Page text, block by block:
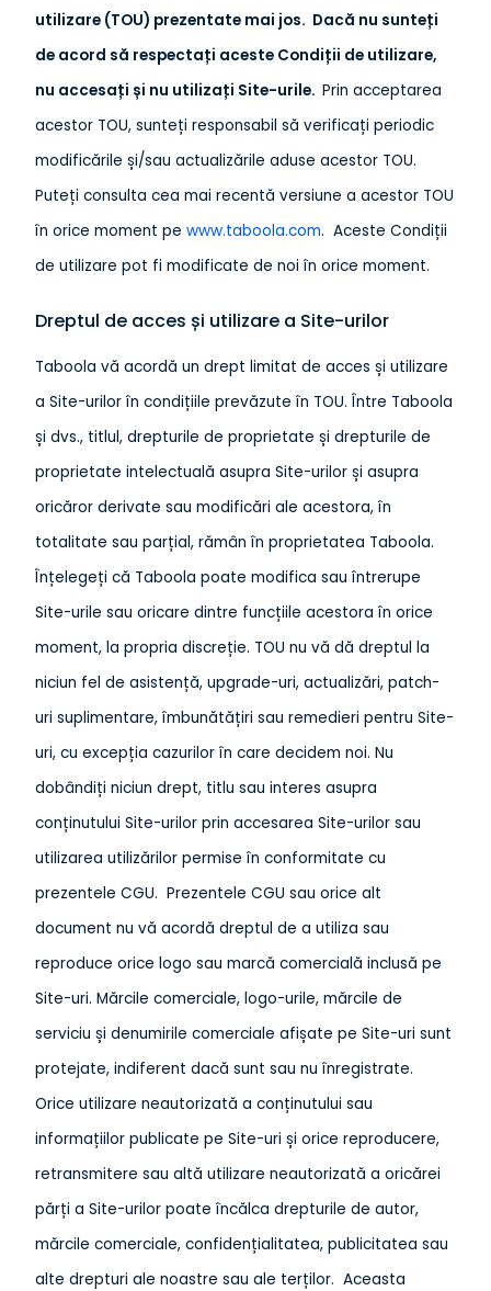
utilizare (TOU) prezentate mai jos. Dacă nu sunteți
de acord să respectați aceste Condiții de utilizare,
nu accesați și nu utilizați Site-urile. Prin acceptarea
acestor TOU, sunteți responsabil să verificați periodic
modificările și/sau actualizările aduse acestor TOU.
Puteți consulta cea mai recentă versiune a acestor TOU
în orice moment pe www.taboola.com. Aceste Condiții
de utilizare pot fi modificate de noi în orice moment.
Dreptul de acces și utilizare a Site-urilor
Taboola vă acordă un drept limitat de acces și utilizare
a Site-urilor în condițiile prevăzute în TOU. Între Taboola
și dvs., titlul, drepturile de proprietate și drepturile de
proprietate intelectuală asupra Site-urilor și asupra
oricăror derivate sau modificări ale acestora, în
totalitate sau parțial, rămân în proprietatea Taboola.
Înțelegeți că Taboola poate modifica sau întrerupe
Site-urile sau oricare dintre funcțiile acestora în orice
moment, la propria discreție. TOU nu vă dă dreptul la
niciun fel de asistență, upgrade-uri, actualizări, patch-
uri suplimentare, îmbunătățiri sau remedieri pentru Site-
uri, cu excepția cazurilor în care decidem noi. Nu
dobândiți niciun drept, titlu sau interes asupra
conținutului Site-urilor prin accesarea Site-urilor sau
utilizarea utilizărilor permise în conformitate cu
prezentele CGU. Prezentele CGU sau orice alt
document nu vă acordă dreptul de a utiliza sau
reproduce orice logo sau marcă comercială inclusă pe
Site-uri. Mărcile comerciale, logo-urile, mărcile de
serviciu și denumirile comerciale afișate pe Site-uri sunt
protejate, indiferent dacă sunt sau nu înregistrate.
Orice utilizare neautorizată a conținutului sau
informațiilor publicate pe Site-uri și orice reproducere,
retransmitere sau altă utilizare neautorizată a oricărei
părți a Site-urilor poate încălca drepturile de autor,
mărcile comerciale, confidențialitatea, publicitatea sau
alte drepturi ale noastre sau ale terților. Aceasta